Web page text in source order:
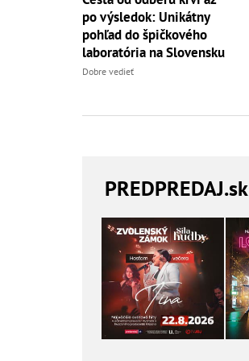
po výsledok: Unikátny
pohľad do špičkového
laboratória na Slovensku
Dobre vedieť
PREDPREDAJ